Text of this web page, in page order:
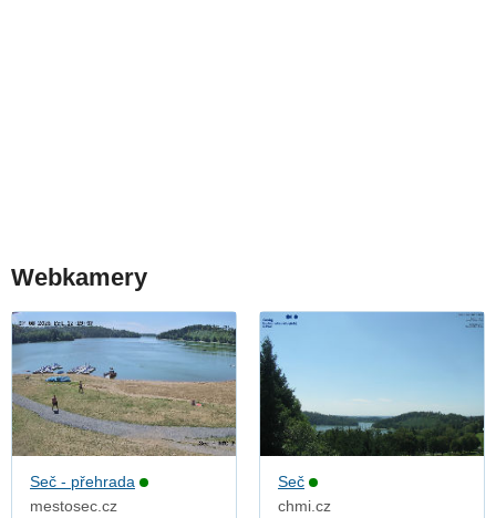
Webkamery
Seč - přehrada
mestosec.cz
Seč
chmi.cz